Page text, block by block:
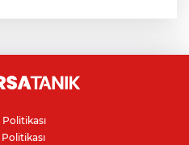
işgallerine zabıta